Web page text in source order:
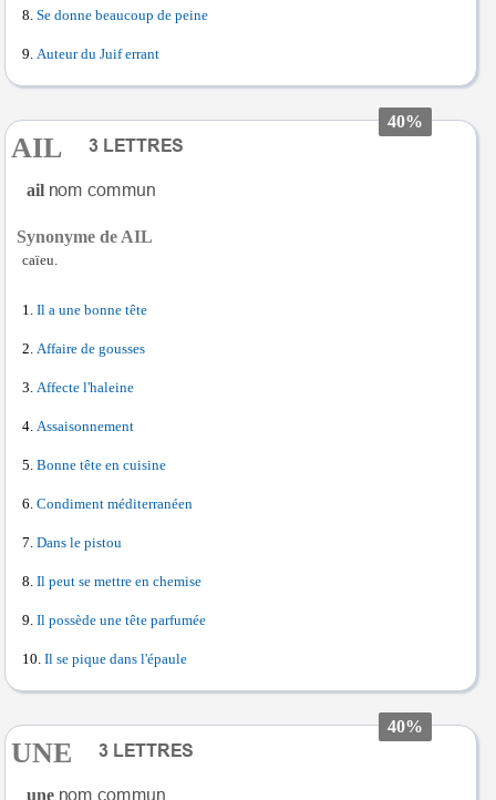
Se donne beaucoup de peine
Auteur du Juif errant
40%
AIL
ail
Synonyme de AIL
caïeu.
Il a une bonne tête
Affaire de gousses
Affecte l'haleine
Assaisonnement
Bonne tête en cuisine
Condiment méditerranéen
Dans le pistou
Il peut se mettre en chemise
Il possède une tête parfumée
Il se pique dans l'épaule
40%
UNE
une